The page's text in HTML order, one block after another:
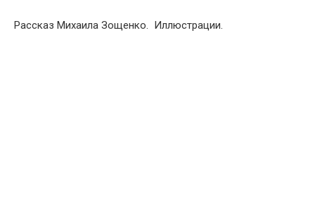
Рассказ Михаила Зощенко. Иллюстрации.